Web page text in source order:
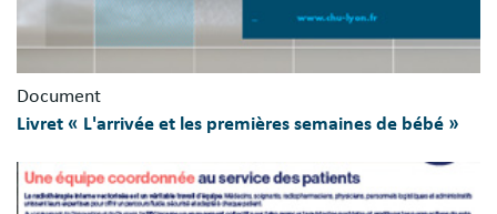
Document
Livret « L'arrivée et les premières semaines de bébé »